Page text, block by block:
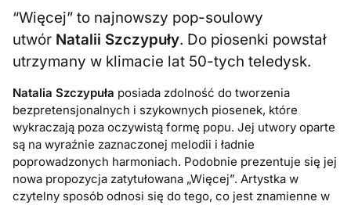
“Więcej” to najnowszy pop-soulowy
utwór Natalii Szczypuły. Do piosenki powstał
utrzymany w klimacie lat 50-tych teledysk.
Natalia Szczypuła posiada zdolność do tworzenia
bezpretensjonalnych i szykownych piosenek, które
wykraczają poza oczywistą formę popu. Jej utwory oparte
są na wyraźnie zaznaczonej melodii i ładnie
poprowadzonych harmoniach. Podobnie prezentuje się jej
nowa propozycja zatytułowana „Więcej”. Artystka w
czytelny sposób odnosi się do tego, co jest znamienne w